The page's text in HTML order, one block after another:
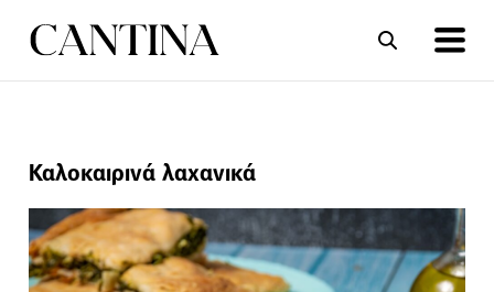
ΣΥΝΤΑΓΕΣ
Καλοκαιρινά λαχανικά